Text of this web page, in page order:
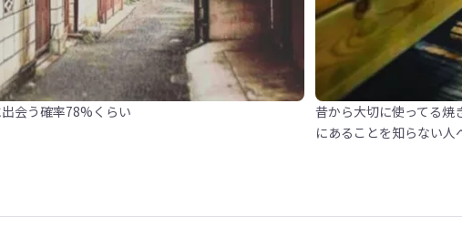
会う確率78%くらい
昔から大切に使ってる焼
にあることを知らない人